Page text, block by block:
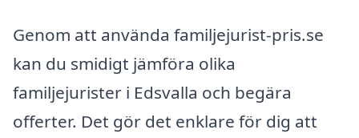
Genom att använda familjejurist-pris.se
kan du smidigt jämföra olika
familjejurister i Edsvalla och begära
offerter. Det gör det enklare för dig att